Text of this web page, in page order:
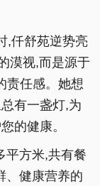
,仟舒苑逆势亮
漠视,而是源于
责任感。她想
有一盏灯,为
的健康。
平方米,共有餐
、健康营养的